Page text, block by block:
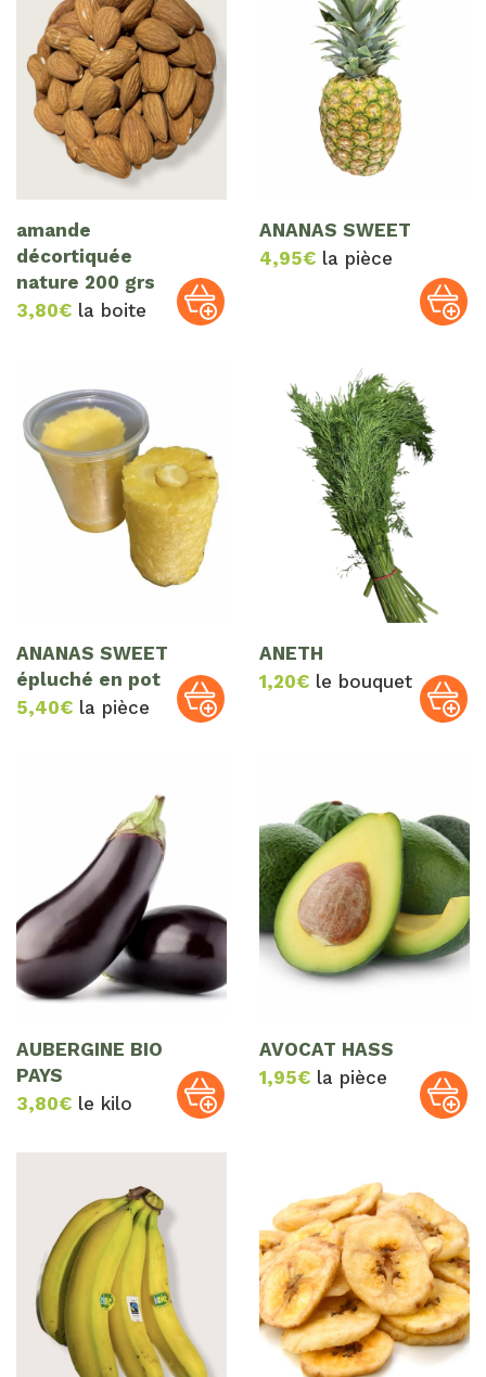
amande
décortiquée
nature 200 grs
3,80€ la boite
ANANAS SWEET
4,95€ la pièce
ANANAS SWEET
épluché en pot
5,40€ la pièce
ANETH
1,20€ le bouquet
AUBERGINE BIO
PAYS
3,80€ le kilo
AVOCAT HASS
1,95€ la pièce